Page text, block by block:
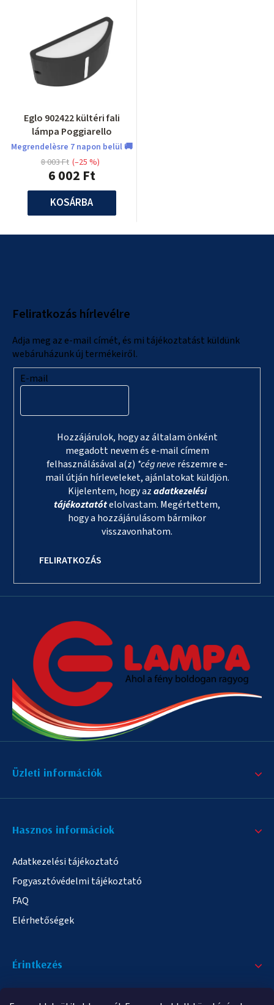
Eglo 902422 kültéri fali
lámpa Poggiarello
Megrendelèsre 7 napon belül 🚚
6 002 Ft
8 003 Ft (–25 %)
KOSÁRBA
Feliratkozás hírlevélre
Adja meg az e-mail címét, és mi tájékoztatást küldünk
webáruházunk új termékeiről.
E-mail
Hozzájárulok, hogy az általam önként
megadott nevem és e-mail címem
felhasználásával a(z) *cég neverészemre e-
mail útján hírleveleket, ajánlatokat küldjön.
Kijelentem, hogy azadatkezelési
tájékoztatótelolvastam. Megértettem,
hogy a hozzájárulásom bármikor
visszavonhatom.
FELIRATKOZÁS
Üzleti információk
Hasznos informáciok
Adatkezelési tájékoztató
Fogyasztóvédelmi tájékoztató
FAQ
Elérhetőségek
Érintkezés